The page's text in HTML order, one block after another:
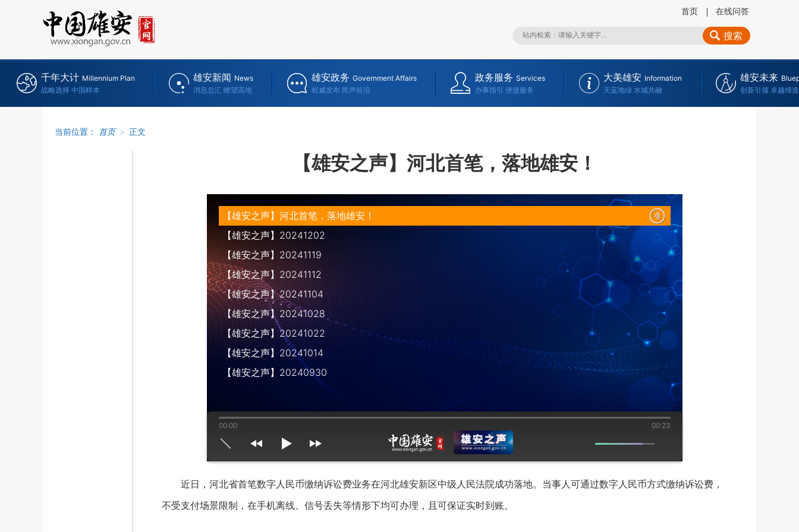
首页 在线问答
搜索
千年大计 Millennium Plan
战略选择 中国样本
雄安新闻 News
消息总汇 瞭望高地
雄安政务 Government Affairs
权威发布 民声前沿
政务服务 Services
办事指引 便捷服务
大美雄安 Information
天蓝地绿 水城共融
雄安未来
创新引领 卓越缔造
当前位置： 首页 > 正文
【雄安之声】河北首笔，落地雄安！
【雄安之声】河北首笔，落地雄安！
【雄安之声】20241202
【雄安之声】20241119
【雄安之声】20241112
【雄安之声】20241104
【雄安之声】20241028
【雄安之声】20241022
【雄安之声】20241014
【雄安之声】20240930
00:00 00:23
mute max volume
近日，河北省首笔数字人民币缴纳诉讼费业务在河北雄安新区中级人民法院成功落地。当事人可通过数字人民币方式缴纳诉讼费，
不受支付场景限制，在手机离线、信号丢失等情形下均可办理，且可保证实时到账。